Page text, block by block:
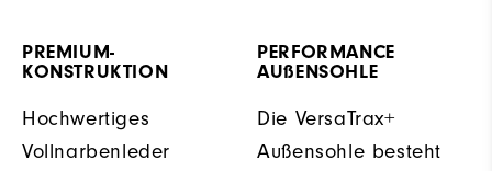
PREMIUM-
KONSTRUKTION
Hochwertiges
Vollnarbenleder
PERFORMANCE
AUßENSOHLE
Die VersaTrax+
Außensohle besteht